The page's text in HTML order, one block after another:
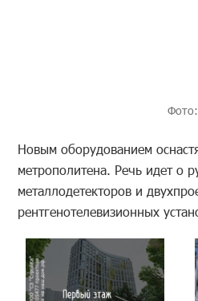
Новым оборудованием
метрополитена. Речь идет о
металлодетекторов и
рентгенотелевизионных